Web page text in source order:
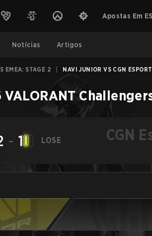
Apostas Em
Notícias Artigos
EMEA: STAGE 2 NAVI JUNIOR VS CGN
VALORANT
- 1 LOSE CGN